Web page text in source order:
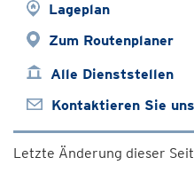
Lageplan
Zum Routenplaner
Alle Dienststellen
Kontaktieren Sie
Letzte Änderung dieser